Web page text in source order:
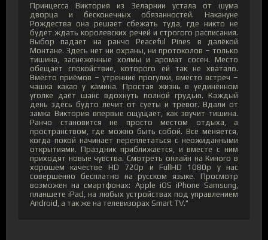
Принцесса Виктория из Зеларнии устала от шума
дворца и бесконечных обязанностей. Накануне
Рождества она решает сбежать туда, где никто не
будет ждать королевских речей и строгого расписания.
Выбор падает на ранчо Peaceful Pines в далёкой
Монтане. Здесь нет ни охраны, ни протоколов – только
тишина, заснеженные холмы и аромат сосен. Место
обещает спокойствие, которого ей так не хватало.
Вместо приёмов – утренние прогулки, вместо встреч –
чашка какао у камина. Простая жизнь в уединённом
уголке даёт шанс вдохнуть полной грудью. Каждый
день здесь будто лечит от суеты и тревог. Вдали от
замка Виктория впервые ощущает, как звучит тишина.
Ранчо становится не просто местом отдыха, а
пространством, где можно быть собой. Всё меняется,
когда покой начинает переплетаться с неожиданными
открытиями. Праздник приближается, и вместе с ним
приходят новые чувства. Смотреть онлайн на Киного в
хорошем качестве HD 720p и FullHD 1080p у нас
совершенно бесплатно на русском языке. Просмотр
возможен на смартфонах: Apple iOS iPhone Samsung,
планшете iPad, на любых устройствах под управлением
Android, а так же на телевизорах Smart TV."